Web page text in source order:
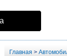
Главная >